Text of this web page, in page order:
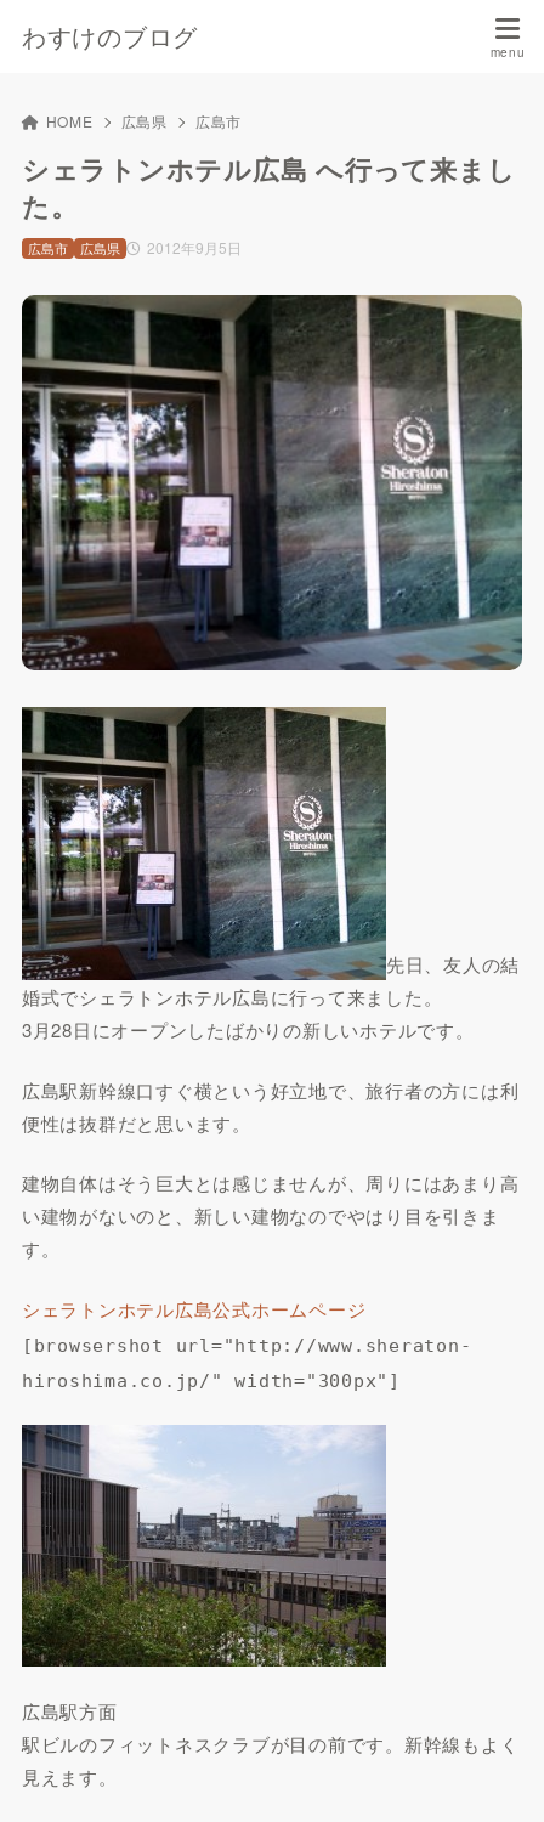
わすけのブログ
HOME 広島県 広島市
シェラトンホテル広島 へ行って来まし
た。
2012年9月5日
広島市 広島県
先日、友人の結
婚式でシェラトンホテル広島に行って来ました。
3月28日にオープンしたばかりの新しいホテルです。
広島駅新幹線口すぐ横という好立地で、旅行者の方には利
便性は抜群だと思います。
建物自体はそう巨大とは感じませんが、周りにはあまり高
い建物がないのと、新しい建物なのでやはり目を引きま
す。
シェラトンホテル広島公式ホームページ
[browsershot url="http://www.sheraton-
hiroshima.co.jp/" width="300px"]
広島駅方面
駅ビルのフィットネスクラブが目の前です。新幹線もよく
見えます。